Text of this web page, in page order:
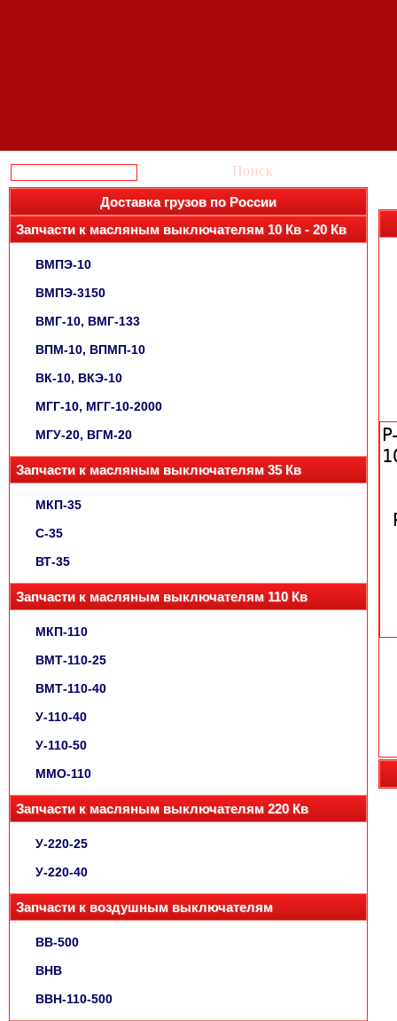
Поиск
Доставка грузов по России
Запчасти к масляным выключателям 10 Кв - 20 Кв
ВМПЭ-10
ВМПЭ-3150
ВМГ-10, ВМГ-133
ВПМ-10, ВПМП-10
ВК-10, ВКЭ-10
МГГ-10, МГГ-10-2000
МГУ-20, ВГМ-20
Запчасти к масляным выключателям 35 Кв
МКП-35
С-35
ВТ-35
Запчасти к масляным выключателям 110 Кв
МКП-110
ВМТ-110-25
ВМТ-110-40
У-110-40
У-110-50
ММО-110
Запчасти к масляным выключателям 220 Кв
У-220-25
У-220-40
Запчасти к воздушным выключателям
ВВ-500
ВНВ
ВВН-110-500